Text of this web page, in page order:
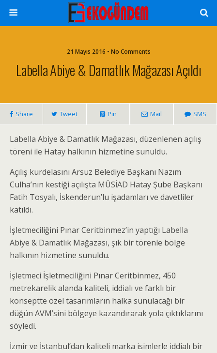
21 Mayıs 2016 • No Comments
Labella Abiye & Damatlık Mağazası Açıldı
Share Tweet Pin Mail SMS
Labella Abiye & Damatlık Mağazası, düzenlenen açılış
töreni ile Hatay halkının hizmetine sunuldu.
Açılış kurdelasını Arsuz Belediye Başkanı Nazım
Culha’nın kestiği açılışta MÜSİAD Hatay Şube Başkanı
Fatih Tosyalı, İskenderun’lu işadamları ve davetliler
katıldı.
İşletmeciliğini Pınar Ceritbinmez’in yaptığı Labella
Abiye & Damatlık Mağazası, şık bir törenle bölge
halkının hizmetine sunuldu.
İşletmeci İşletmeciliğini Pınar Ceritbinmez, 450
metrekarelik alanda kaliteli, iddialı ve farklı bir
konseptte özel tasarımların halka sunulacağı bir
düğün AVM’sini bölgeye kazandırarak yola çıktıklarını
söyledi.
İzmir ve İstanbul’dan kaliteli marka isimlerle iddialı bir